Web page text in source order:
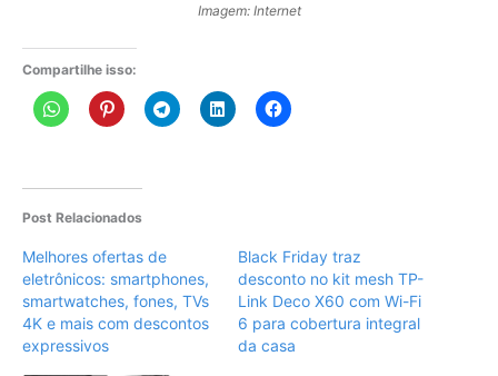
Imagem: Internet
Compartilhe isso:
Post Relacionados
Melhores ofertas de
eletrônicos: smartphones,
smartwatches, fones, TVs
4K e mais com descontos
expressivos
Black Friday traz
desconto no kit mesh TP-
Link Deco X60 com Wi-Fi
6 para cobertura integral
da casa